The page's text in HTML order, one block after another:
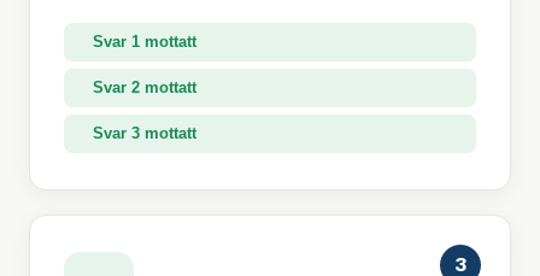
Svar 1 mottatt
Svar 2 mottatt
Svar 3 mottatt
3